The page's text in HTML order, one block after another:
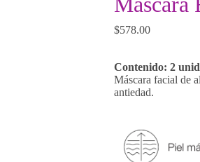
$578.00
Contenido: 2
Máscara facial de
antiedad.